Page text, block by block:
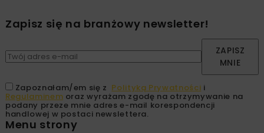
Zapisz się na branżowy newsletter!
ZAPISZ
MNIE
Zapoznałam/em się z Polityką Prywatności i
Regulaminem oraz wyrażam zgodę na otrzymywanie na
podany przeze mnie adres e-mail korespondencji
handlowej w postaci newslettera.
Menu strony